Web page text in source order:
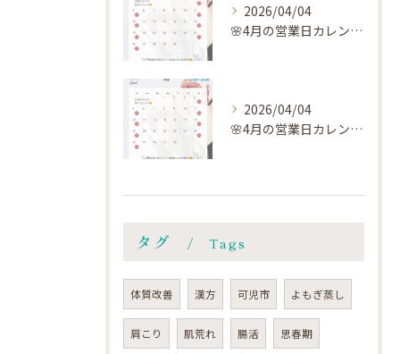
2026/04/04
🌸4月の営業日カレンダー🗓️です🌸
2026/04/04
🌸4月の営業日カレンダー🗓️です🌸
タグ Tags
体質改善 漢方 可児市 よもぎ蒸し
肩こり 肌荒れ 腸活 思春期